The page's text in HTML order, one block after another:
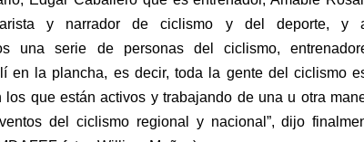
y narrador de ciclismo y del deporte, y
una serie de personas del ciclismo,
en la plancha, es decir, toda la gente del ciclismo
los que están activos y trabajando de una u otra
del ciclismo regional y nacional”, dijo